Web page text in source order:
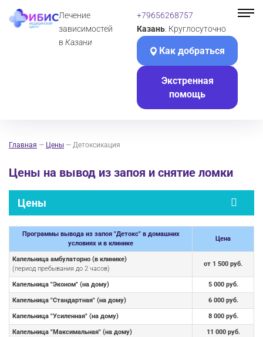
Лечение
зависимостей
в Казани
+79656268757
Казань . Круглосуточно
Как добраться
Экстренная
помощь
Главная — Цены — Детоксикация
Цены на вывод из запоя и снятие ломки
Цены
Программы вывода из запоя "Детокс" в домашних
условиях и в клинике
Цена
Капельница амбулаторно (в клинике)
(период пребывания до 2 часов)
от 1 500 руб.
Капельница "Эконом" (на дому) 5 000 руб.
Капельница "Стандартная" (на дому) 6 000 руб.
Капельница "Усиленная" (на дому) 8 000 руб.
Капельница "Максимальная" (на дому) 11 000 руб.